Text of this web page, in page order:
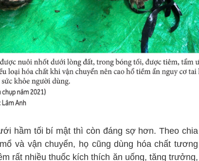
hầm tối bí mật thì còn đáng sợ hơn. Theo chia
và vận chuyển, họ cũng dùng hóa chất tương
rất nhiều thuốc kích thích ăn uống, tăng trưởng,